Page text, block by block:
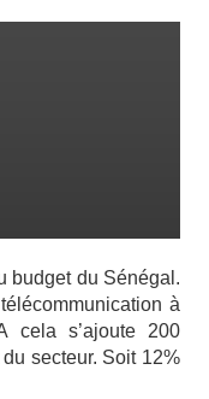
budget du Sénégal.
à
cela s’ajoute 200
secteur. Soit 12%